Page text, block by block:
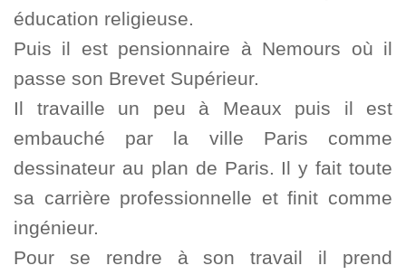
éducation religieuse.
Puis il est pensionnaire à Nemours où il
passe son Brevet Supérieur.
Il travaille un peu à Meaux puis il est
embauché par la ville Paris comme
dessinateur au plan de Paris. Il y fait toute
sa carrière professionnelle et finit comme
ingénieur.
Pour se rendre à son travail il prend